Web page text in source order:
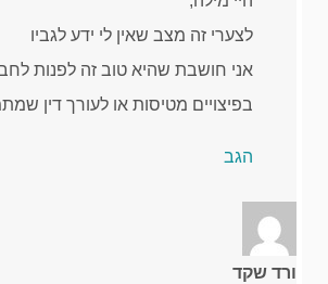
לצערי זה מצב שאין לי ידע לגביו
אני חושבת שהיא טוב זה לפנות
בפיצויים מטיסות או לעורך דין
הגב
ורד שקד